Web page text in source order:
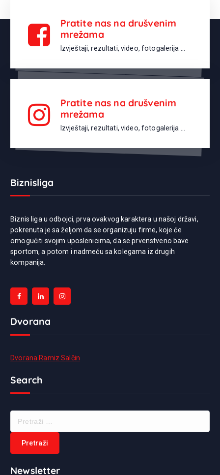
Pratite nas na drušvenim
mrežama
Izvještaji, rezultati, video, fotogalerija ...
Pratite nas na drušvenim
mrežama
Izvještaji, rezultati, video, fotogalerija ...
Biznisliga
Biznis liga u odbojci, prva ovakvog karaktera u našoj državi,
pokrenuta je sa željom da se organizuju firme, koje će
omogućiti svojim uposlenicima, da se prvenstveno bave
sportom, a potom i nadmeću sa kolegama iz drugih
kompanija.
Dvorana
Dvorana Ramiz Salčin
Search
Newsletter